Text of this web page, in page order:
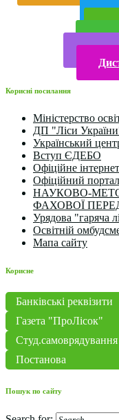
Корисні посилання
Міністерство
ДП "Ліси
Український
Вступ ЄДЕБО
Офіційне
Офіційний
НАУКОВО-
ФАХОВОЇ
Урядова "гаряча
Освітній
Мапа сайту
Корисне
Банківські реквізити
Газета "ПроЛісок"
Студ.самоврядування
Постанова
Пошук по сайту